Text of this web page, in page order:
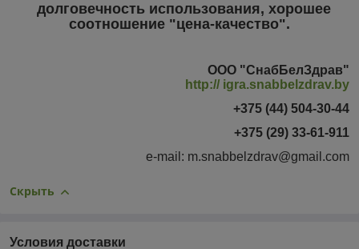
долговечность использования, хорошее
соотношение "цена-качество".
ООО "СнабБелЗдрав"
http:// igra.snabbelzdrav.by
+375 (44) 504-30-44
+375 (29) 33-61-911
e-mail: m.snabbelzdrav@gmail.com
Скрыть
Условия доставки